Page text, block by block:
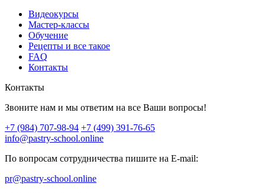
Видеокурсы
Мастер-классы
Обучение
Рецепты и все такое
FAQ
Контакты
Контакты
Звоните нам и мы ответим на все Ваши вопросы!
+7 (984) 707-98-94 +7 (499) 391-76-65
info@pastry-school.online
По вопросам сотрудничества пишите на E-mail:
pr@pastry-school.online